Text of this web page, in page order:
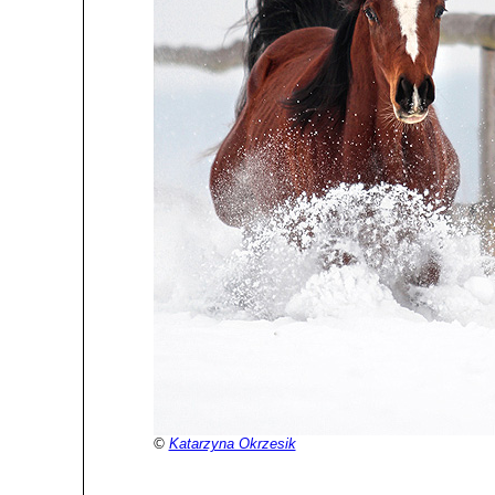
© Katarzyna Okrzesik